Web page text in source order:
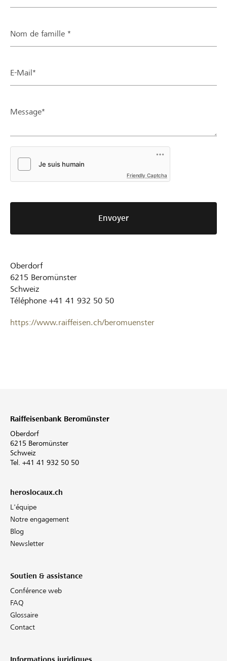
Nom de famille *
E-Mail*
Message*
Friendly Captcha
Envoyer
Oberdorf
6215 Beromünster
Schweiz
Téléphone +41 41 932 50 50
https://www.raiffeisen.ch/beromuenster
Raiffeisenbank Beromünster
Oberdorf
6215 Beromünster
Schweiz
Tel. +41 41 932 50 50
heroslocaux.ch
L'équipe
Notre engagement
Blog
Newsletter
Soutien & assistance
Conférence web
FAQ
Glossaire
Contact
Informations juridiques